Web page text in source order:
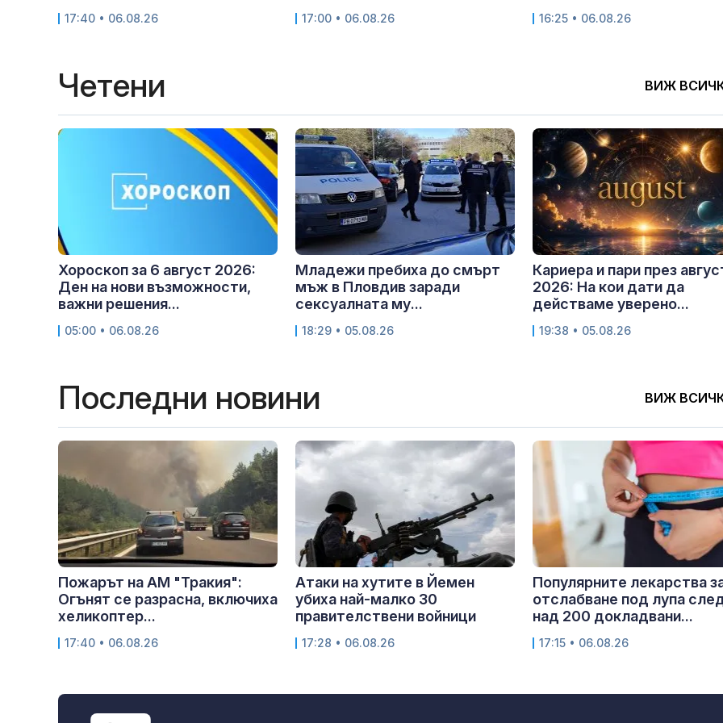
17:40 • 06.08.26 17:00 • 06.08.26 16:25 • 06.08.26
Четени ВИЖ
Хороскоп за 6 август 2026:
Ден на нови възможности,
важни решения...
05:00 • 06.08.26
Младежи пребиха до смърт
мъж в Пловдив заради
сексуалната му...
18:29 • 05.08.26
Кариера и пари през
2026: На кои дати да
действаме уверено...
19:38 • 05.08.26
Последни новини ВИЖ
Пожарът на АМ "Тракия":
Огънят се разрасна, включиха
хеликоптер...
17:40 • 06.08.26
Атаки на хутите в Йемен
убиха най-малко 30
правителствени войници
17:28 • 06.08.26
Популярните лекарства
отслабване под лупа
над 200 докладвани...
17:15 • 06.08.26